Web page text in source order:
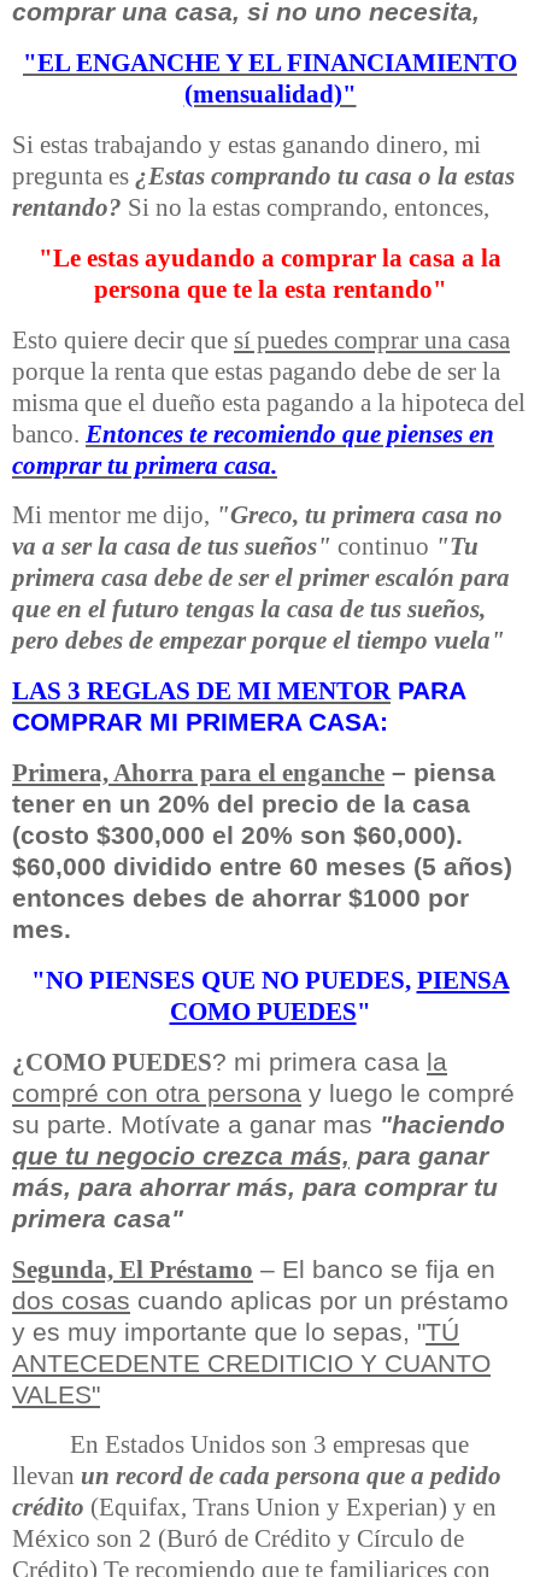
comprar una casa, si no uno necesita,
"EL ENGANCHE Y EL FINANCIAMIENTO
(mensualidad)"
Si estas trabajando y estas ganando dinero, mi
pregunta es ¿Estas comprando tu casa o la estas
rentando? Si no la estas comprando, entonces,
"Le estas ayudando a comprar la casa a la
persona que te la esta rentando"
Esto quiere decir que sí puedes comprar una casa
porque la renta que estas pagando debe de ser la
misma que el dueño esta pagando a la hipoteca del
banco. Entonces te recomiendo que pienses en
comprar tu primera casa.
Mi mentor me dijo, "Greco, tu primera casa no
va a ser la casa de tus sueños" continuo "Tu
primera casa debe de ser el primer escalón para
que en el futuro tengas la casa de tus sueños,
pero debes de empezar porque el tiempo vuela"
LAS 3 REGLAS DE MI MENTOR PARA
COMPRAR MI PRIMERA CASA:
Primera, Ahorra para el enganche – piensa
tener en un 20% del precio de la casa
(costo $300,000 el 20% son $60,000).
$60,000 dividido entre 60 meses (5 años)
entonces debes de ahorrar $1000 por
mes.
"NO PIENSES QUE NO PUEDES, PIENSA
COMO PUEDES"
¿COMO PUEDES? mi primera casa la
compré con otra persona y luego le compré
su parte. Motívate a ganar mas "haciendo
que tu negocio crezca más, para ganar
más, para ahorrar más, para comprar tu
primera casa"
Segunda, El Préstamo – El banco se fija en
dos cosas cuando aplicas por un préstamo
y es muy importante que lo sepas, "TÚ
ANTECEDENTE CREDITICIO Y CUANTO
VALES"
En Estados Unidos son 3 empresas que
llevan un record de cada persona que a pedido
crédito (Equifax, Trans Union y Experian) y en
México son 2 (Buró de Crédito y Círculo de
Crédito) Te recomiendo que te familiarices con